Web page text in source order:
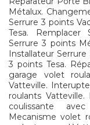
Métalux.
Serrure 3 points
Tesa. Remplacer
Serrure 3 points
Installateur
3 points Tesa.
garage volet
Vatteville.
roulants
coulissante
Mecanisme volet